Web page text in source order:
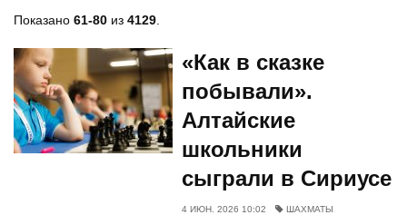
Показано 61-80 из 4129
«Как в сказке
побывали».
Алтайские
школьники
сыграли в Сириусе
4 ИЮН. 2026 10:02
ШАХМАТЫ